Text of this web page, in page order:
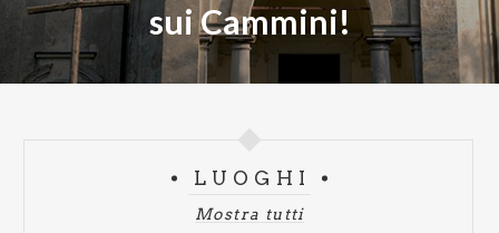
sui Cammini!
LUOGHI
Mostra tutti